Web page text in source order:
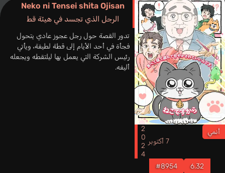
Neko ni Tensei shita Ojisan
الرجل الذي تجسد في هيئة قط
أنمي
7 أكتوبر
2024
6.32
#8954
تدور القصة حول رجل عجوز عادي يتحول
فجأة في أحد الأيام إلى قطة لطيفة، ويأتي
رئيس الشركة التي يعمل بها ليلتقطه ويجعله
أليفه.